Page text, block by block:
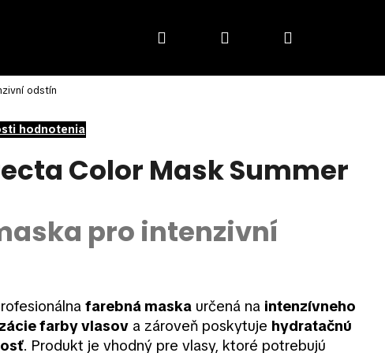
Hľadať PrihlásenieNákupný
odstín
hodnotenia
Color Mask Summer
pro intenzivní
farebná maska určená na intenzívneho
farby vlasov a zároveň poskytuje hydratačnú
. Produkt je vhodný pre vlasy, ktoré potrebujú